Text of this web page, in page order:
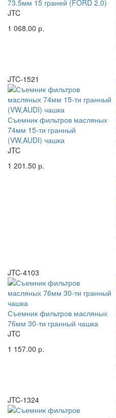
73.5мм 15 граней (FORD 2.0)
JTC
1 068.00 р.
JTC-1521
Съемник фильтров масляных
74мм 15-ти гранный
(VW,AUDI) чашка
JTC
1 201.50 р.
JTC-4103
Съемник фильтров масляных
76мм 30-ти гранный чашка
JTC
1 157.00 р.
JTC-1324